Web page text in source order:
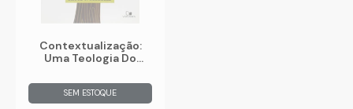
Contextualização:
Uma Teologia Do
SEM ESTOQUE